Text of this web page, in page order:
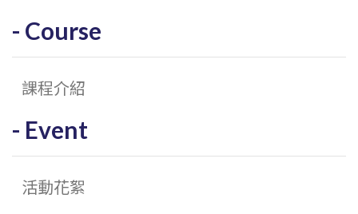
Course
課程介紹
Event
活動花絮